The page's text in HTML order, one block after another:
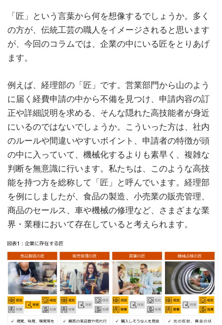
「匠」という言葉から何を想像するでしょうか。多く
の方が、伝統工芸の職人をイメージされると思います
が、今回のコラムでは、企業の中にいる匠をとりあげ
ます。
例えば、経理部の「匠」です。営業部門から山のよう
に届く経費申請の中から不備を見つけ、申請内容の訂
正や詳細説明を求める、そんな隠れた高技能者が身近
にいるのではないでしょうか。こういった方は、社内
のルールや間違いやすいポイント、申請者の特徴が頭
の中に入っていて、機械化するよりも素早く、複雑な
判断を無意識に行います。私たちは、このような高技
能を持つ方を総称して「匠」と呼んでいます。経理部
を例にしましたが、食品の製造、小売業の販売管理、
商品のセールス、車や機械の修理など、さまざまな業
界・業種において存在していると考えられます。